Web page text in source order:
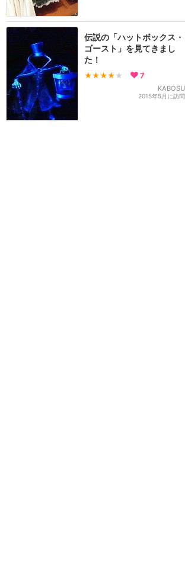
伝説の「ハットボックス・
ゴースト」を見てきまし
た！
★★★★ ★ 7
KABOSU
2015年5月に訪問